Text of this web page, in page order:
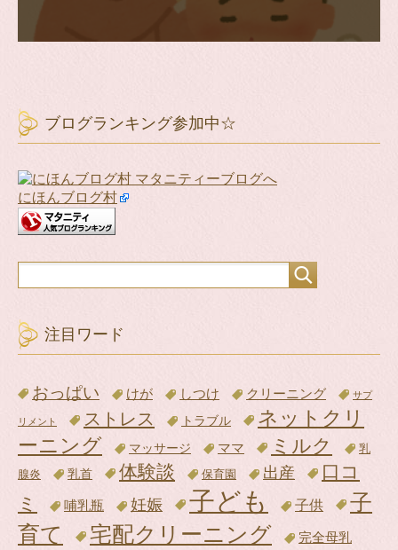
ブログランキング参加中☆
にほんブログ村
注目ワード
おっぱい けが しつけ クリーニング サプ
リメント ストレス トラブル
ネットクリ
ーニング
マッサージ ママ ミルク
乳
腺炎
乳首 体験談 保育園 出産
口コ
ミ
哺乳瓶 妊娠 子ども 子供
子
育て
宅配クリーニング 完全母乳